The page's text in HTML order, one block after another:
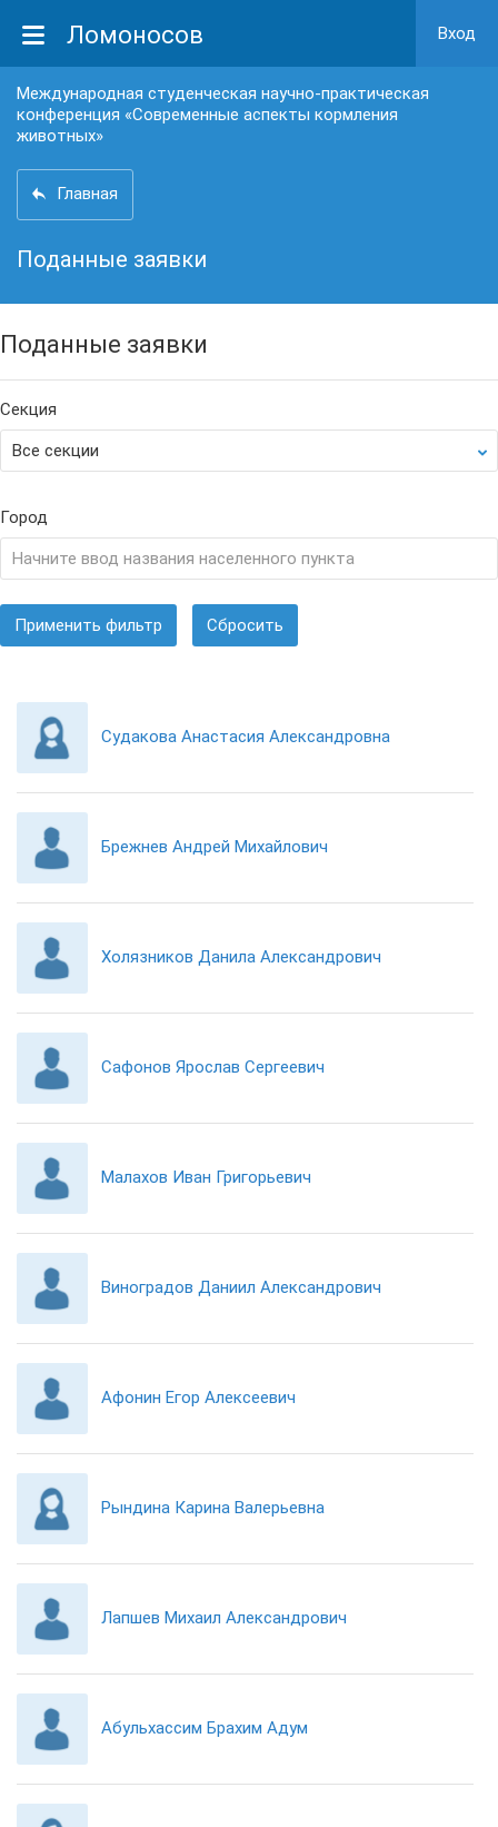
Ломоносов Вход
Международная студенческая научно-практическая
конференция «Современные аспекты кормления
животных»
Главная
Поданные заявки
Поданные заявки
Секция
Город
Применить фильтр Сбросить
Судакова Анастасия Александровна
Брежнев Андрей Михайлович
Холязников Данила Александрович
Сафонов Ярослав Сергеевич
Малахов Иван Григорьевич
Виноградов Даниил Александрович
Афонин Егор Алексеевич
Рындина Карина Валерьевна
Лапшев Михаил Александрович
Абульхассим Брахим Адум